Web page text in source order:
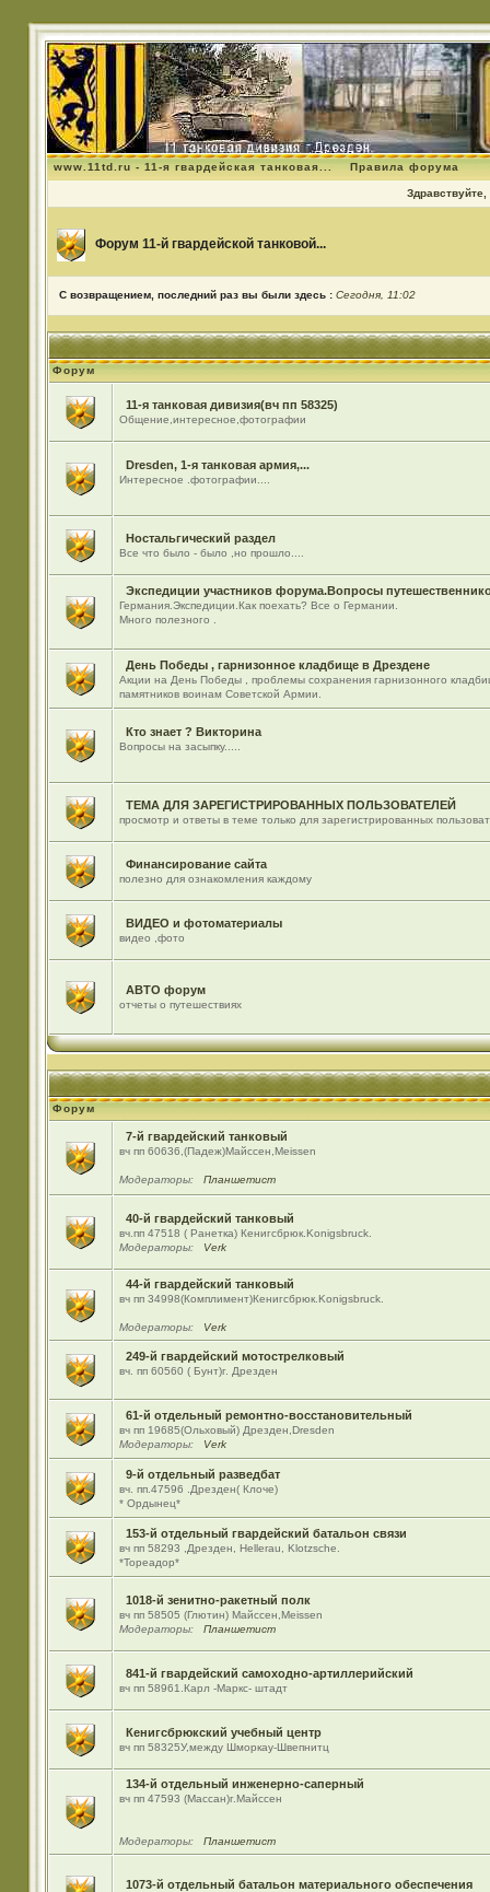
www.11td.ru - 11-я гвардейская танковая... Правила форума
Здравствуйте,
Форум 11-й гвардейской танковой...
С возвращением, последний раз вы были здесь : Сегодня, 11:02
Форум
11-я танковая дивизия(вч пп 58325)
Общение,интересное,фотографии
Dresden, 1-я танковая армия,...
Интересное .фотографии....
Ностальгический раздел
Все что было - было ,но прошло....
Экспедиции участников форума.Вопросы
Германия.Экспедиции.Как поехать? Все о Германии.
Много полезного .
День Победы , гарнизонное кладбище в Дрездене
Акции на День Победы , проблемы сохранения гарнизонного
памятников воинам Советской Армии.
Кто знает ? Викторина
Вопросы на засыпку.....
ТЕМА ДЛЯ ЗАРЕГИСТРИРОВАННЫХ ПОЛЬЗОВАТЕЛЕЙ
просмотр и ответы в теме только для зарегистрированных
Финансирование сайта
полезно для ознакомления каждому
ВИДЕО и фотоматериалы
видео ,фото
АВТО форум
отчеты о путешествиях
Форум
7-й гвардейский танковый
вч пп 60636,(Падеж)Майсcен,Meissen
Модераторы: Планшетист
40-й гвардейский танковый
вч.пп 47518 ( Ранетка) Кенигсбрюк.Konigsbruck.
Модераторы:
Verk
44-й гвардейский танковый
вч пп 34998(Комплимент)Кенигсбрюк.Konigsbruck.
Модераторы: Verk
249-й гвардейский мотострелковый
вч. пп 60560 ( Бунт)г. Дрезден
61-й отдельный ремонтно-восстановительный
вч пп 19685(Ольховый) Дрезден,Dresden
Модераторы:
Verk
9-й отдельный разведбат
вч. пп.47596 .Дрезден( Клоче)
* Ордынец*
153-й отдельный гвардейский батальон связи
вч пп 58293 ,Дрезден, Hellerau, Klotzsche.
*Тореадор*
1018-й зенитно-ракетный полк
вч пп 58505 (Глютин) Майсcен,Meissen
Модераторы:
Планшетист
841-й гвардейский самоходно-артиллерийский
вч пп 58961.Карл -Маркс- штадт
Кенигсбрюкский учебный центр
вч пп 58325У,между Шморкау-Швепнитц
134-й отдельный инженерно-саперный
вч пп 47593 (Массан)г.Майссен
Модераторы: Планшетист
1073-й отдельный батальон материального обеспечения